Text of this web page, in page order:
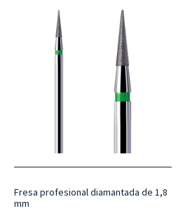
Fresa profesional diamantada de 1,8
mm